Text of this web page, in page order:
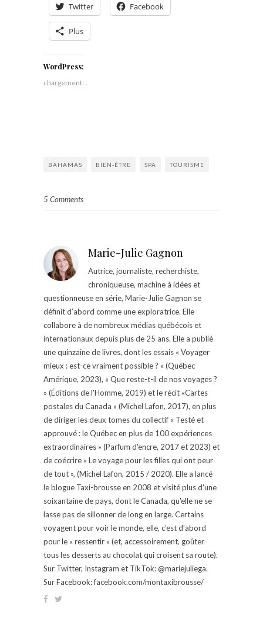
Twitter Facebook
Plus
WordPress:
chargement…
BAHAMAS BIEN-ÊTRE SPA TOURISME
5 Comments
Marie-Julie Gagnon
Autrice, journaliste, recherchiste,
chroniqueuse, machine à idées et
questionneuse en série, Marie-Julie Gagnon se
définit d’abord comme une exploratrice. Elle
collabore à de nombreux médias québécois et
internationaux depuis plus de 25 ans. Elle a publié
une quinzaine de livres, dont les essais « Voyager
mieux : est-ce vraiment possible ? » (Québec
Amérique, 2023), « Que reste-t-il de nos voyages ?
» (Éditions de l'Homme, 2019) et le récit «Cartes
postales du Canada » (Michel Lafon, 2017), en plus
de diriger les deux tomes du collectif « Testé et
approuvé : le Québec en plus de 100 expériences
extraordinaires » (Parfum d'encre, 2017 et 2023) et
de coécrire « Le voyage pour les filles qui ont peur
de tout », (Michel Lafon, 2015 / 2020). Elle a lancé
le blogue Taxi-brousse en 2008 et visité plus d'une
soixantaine de pays, dont le Canada, qu'elle ne se
lasse pas de sillonner de long en large. Certains
voyagent pour voir le monde, elle, c’est d’abord
pour le « ressentir » (et, accessoirement, goûter
tous les desserts au chocolat qui croisent sa route).
Sur Twitter, Instagram et TikTok: @mariejuliega.
Sur Facebook: facebook.com/montaxibrousse/